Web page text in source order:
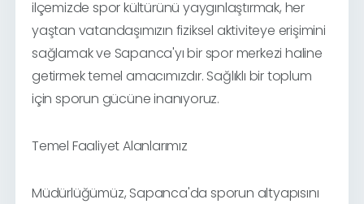
ilçemizde spor kültürünü yaygınlaştırmak, her
yaştan vatandaşımızın fiziksel aktiviteye erişimini
sağlamak ve Sapanca'yı bir spor merkezi haline
getirmek temel amacımızdır. Sağlıklı bir toplum
için sporun gücüne inanıyoruz.
Temel Faaliyet Alanlarımız
Müdürlüğümüz, Sapanca'da sporun altyapısını